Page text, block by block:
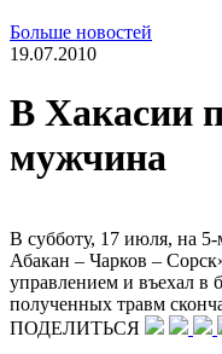
Больше новостей
19.07.2010
В Хакасии
мужчина
В субботу, 17 июля, на
Абакан – Чарков –
управлением и въехал в
полученных травм
ПОДЕЛИТЬСЯ